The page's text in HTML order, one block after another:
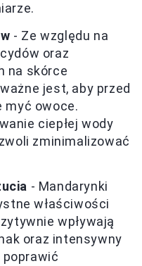
- Ze względu na
oraz
na skórce
jest, aby przed
myć owoce.
ciepłej wody
zminimalizować
- Mandarynki
właściwości
wpływają
oraz intensywny